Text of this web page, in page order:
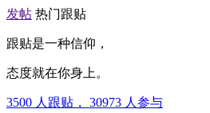
发帖 热门跟贴
跟贴是一种信仰，
态度就在你身上。
3500 人跟贴， 30973 人参与